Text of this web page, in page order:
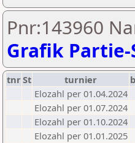
Pnr:143960
Grafik
tnrSt turnier
Elozahl per 01.04.2024
Elozahl per 01.07.2024
Elozahl per 01.10.2024
Elozahl per 01.01.2025